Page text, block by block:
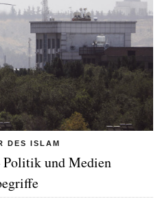
DES ISLAM
und Medien